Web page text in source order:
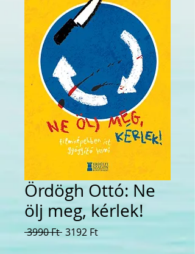
Ördögh Ottó: Ne
ölj meg, kérlek!
3990 Ft Szokásos
3192 FtAkciós